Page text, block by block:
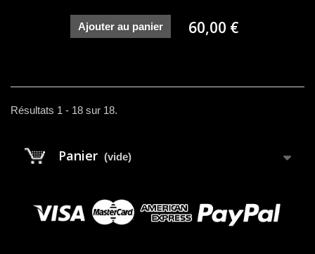
Ajouter au panier 60,00 €
Résultats 1 - 18 sur 18.
Panier (vide)